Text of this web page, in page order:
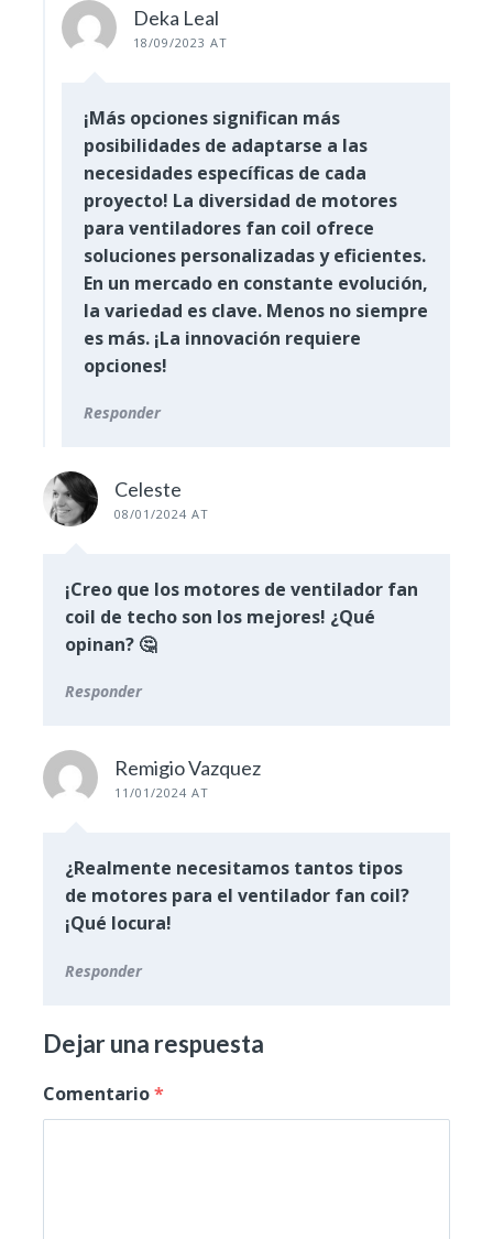
Deka Leal
18/09/2023 AT
¡Más opciones significan más
posibilidades de adaptarse a las
necesidades específicas de cada
proyecto! La diversidad de motores
para ventiladores fan coil ofrece
soluciones personalizadas y eficientes.
En un mercado en constante evolución,
la variedad es clave. Menos no siempre
es más. ¡La innovación requiere
opciones!
Responder
Celeste
08/01/2024 AT
¡Creo que los motores de ventilador fan
coil de techo son los mejores! ¿Qué
opinan? 🤔
Responder
Remigio Vazquez
11/01/2024 AT
¿Realmente necesitamos tantos tipos
de motores para el ventilador fan coil?
¡Qué locura!
Responder
Dejar una respuesta
Comentario*